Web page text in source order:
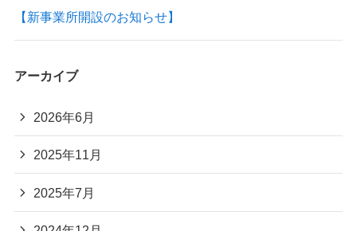
【新事業所開設のお知らせ】
アーカイブ
2026年6月
2025年11月
2025年7月